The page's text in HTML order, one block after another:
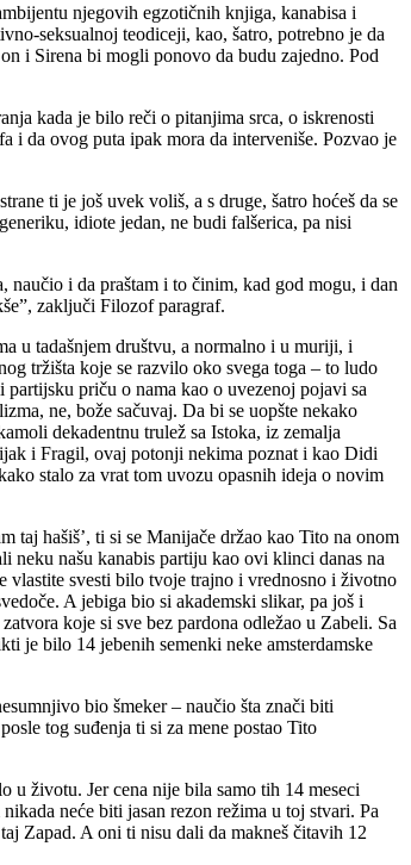
njegovih egzotičnih knjiga, kanabisa i
seksualnoj teodiceji, kao, šatro, potrebno je da
i Sirena bi mogli ponovo da budu zajedno. Pod
kada je bilo reči o pitanjima srca, o iskrenosti
i da ovog puta ipak mora da interveniše. Pozvao je
ti je još uvek voliš, a s druge, šatro hoćeš da se
idiote jedan, ne budi falšerica, pa nisi
naučio i da praštam i to činim, kad god mogu, i dan
zaključi Filozof paragraf.
u tadašnjem društvu, a normalno i u muriji, i
tržišta koje se razvilo oko svega toga – to ludo
priču o nama kao o uvezenoj pojavi sa
ne, bože sačuvaj. Da bi se uopšte nekako
dekadentnu trulež sa Istoka, iz zemalja
i Fragil, ovaj potonji nekima poznat i kao Didi
stalo za vrat tom uvozu opasnih ideja o novim
taj hašiš’, ti si se Manijače držao kao Tito na onom
neku našu kanabis partiju kao ovi klinci danas na
vlastite svesti bilo tvoje trajno i vrednosno i životno
A jebiga bio si akademski slikar, pa još i
koje si sve bez pardona odležao u Zabeli. Sa
je bilo 14 jebenih semenki neke amsterdamske
bio šmeker – naučio šta znači biti
tog suđenja ti si za mene postao Tito
u životu. Jer cena nije bila samo tih 14 meseci
neće biti jasan rezon režima u toj stvari. Pa
Zapad. A oni ti nisu dali da makneš čitavih 12